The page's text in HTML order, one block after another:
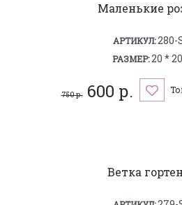
Маленькие
АРТИКУЛ:280-
РАЗМЕР:20 *
750 р.600 р.
Ветка